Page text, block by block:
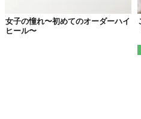
とするなか、ソビエト連邦の元
れ、高校卒業後は中国でサーカス
びました。
女子の憧れ〜初めてのオーダーハイ
ヒール〜